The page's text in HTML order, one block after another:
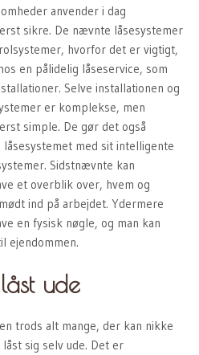
anvender i dag
sikre. De nævnte låsesystemer
hvorfor det er vigtigt,
en pålidelig låseservice, som
Selve installationen og
er komplekse, men
simple. De gør det også
med sit intelligente
Sidstnævnte kan
et overblik over, hvem og
ind på arbejdet. Ydermere
en fysisk nøgle, og man kan
ejendommen.
ude
trods alt mange, der kan nikke
sig selv ude. Det er